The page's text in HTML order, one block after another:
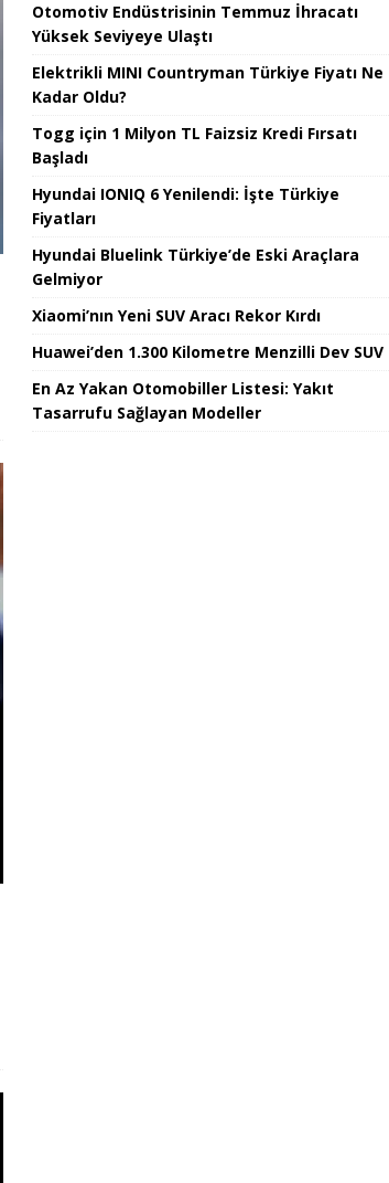
Otomotiv Endüstrisinin Temmuz İhracatı
Yüksek Seviyeye Ulaştı
Elektrikli MINI Countryman Türkiye Fiyatı Ne
Kadar Oldu?
Togg için 1 Milyon TL Faizsiz Kredi Fırsatı
Başladı
Hyundai IONIQ 6 Yenilendi: İşte Türkiye
Fiyatları
Hyundai Bluelink Türkiye’de Eski Araçlara
Gelmiyor
Xiaomi’nın Yeni SUV Aracı Rekor Kırdı
Huawei’den 1.300 Kilometre Menzilli Dev SUV
En Az Yakan Otomobiller Listesi: Yakıt
Tasarrufu Sağlayan Modeller